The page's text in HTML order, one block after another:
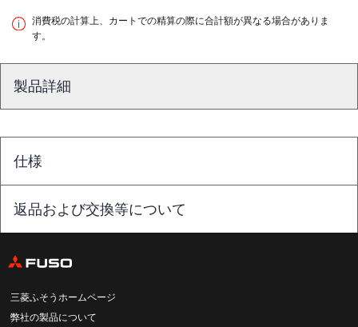
消費税の計算上、カートでの精算の際に合計額が異なる場合がありま
す。
製品詳細
仕様
返品および交換等について
三菱ふそうホームページ
弊社の製品について